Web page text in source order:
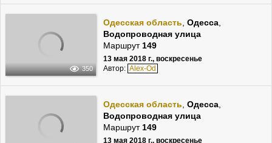
350
Одесская область, Одесса,
Водопроводная улица
Маршрут149
13 мая 2018 г., воскресенье
Автор: Alex-Od
Одесская область Одесса,
Водопроводная улица
Маршрут 149
13 мая 2018 г., воскресенье